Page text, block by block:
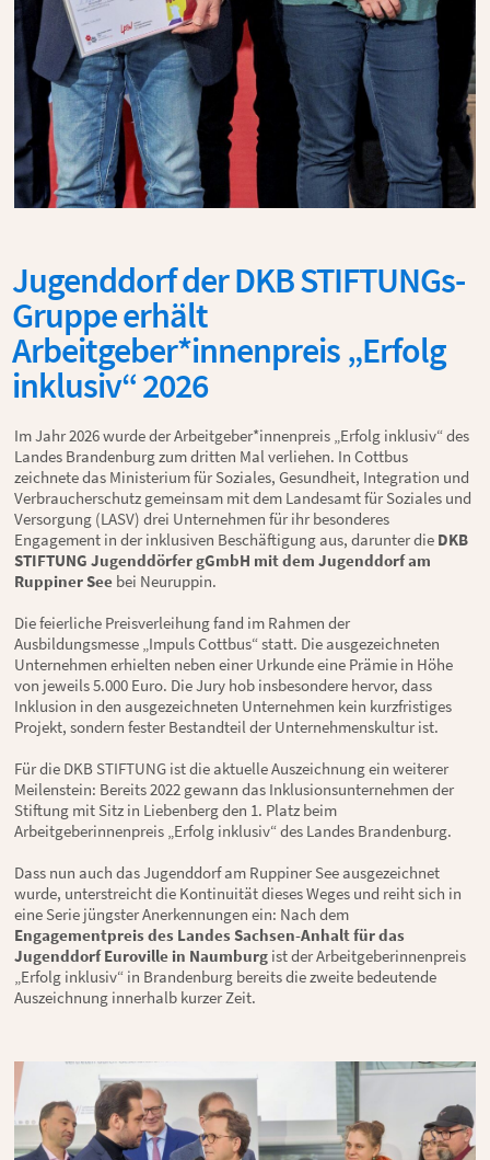
Jugenddorf der DKB STIFTUNGs-
Gruppe erhält
Arbeitgeber*innenpreis „Erfolg
inklusiv“ 2026
Im Jahr 2026 wurde der Arbeitgeber*innenpreis „Erfolg inklusiv“ des
Landes Brandenburg zum dritten Mal verliehen. In Cottbus
zeichnete das Ministerium für Soziales, Gesundheit, Integration und
Verbraucherschutz gemeinsam mit dem Landesamt für Soziales und
Versorgung (LASV) drei Unternehmen für ihr besonderes
Engagement in der inklusiven Beschäftigung aus, darunter die DKB
STIFTUNG Jugenddörfer gGmbH mit dem Jugenddorf am
Ruppiner See bei Neuruppin.
Die feierliche Preisverleihung fand im Rahmen der
Ausbildungsmesse „Impuls Cottbus“ statt. Die ausgezeichneten
Unternehmen erhielten neben einer Urkunde eine Prämie in Höhe
von jeweils 5.000 Euro. Die Jury hob insbesondere hervor, dass
Inklusion in den ausgezeichneten Unternehmen kein kurzfristiges
Projekt, sondern fester Bestandteil der Unternehmenskultur ist.
Für die DKB STIFTUNG ist die aktuelle Auszeichnung ein weiterer
Meilenstein: Bereits 2022 gewann das Inklusionsunternehmen der
Stiftung mit Sitz in Liebenberg den 1. Platz beim
Arbeitgeberinnenpreis „Erfolg inklusiv“ des Landes Brandenburg.
Dass nun auch das Jugenddorf am Ruppiner See ausgezeichnet
wurde, unterstreicht die Kontinuität dieses Weges und reiht sich in
eine Serie jüngster Anerkennungen ein: Nach dem
Engagementpreis des Landes Sachsen-Anhalt für das
Jugenddorf Euroville in Naumburg ist der Arbeitgeberinnenpreis
„Erfolg inklusiv“ in Brandenburg bereits die zweite bedeutende
Auszeichnung innerhalb kurzer Zeit.